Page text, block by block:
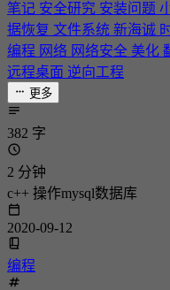
笔记 安全研究 安装问题
据恢复 文件系统 新海诚
编程 网络 网络安全 美化
远程桌面 逆向工程
更多
382 字
2 分钟
c++ 操作mysql数据库
2020-09-12
编程